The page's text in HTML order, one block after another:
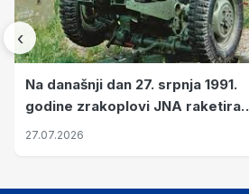
‹
Na današnji dan 27. srpnja 1991.
godine zrakoplovi JNA raketirali
su vojarnu i obučni centar "Nikola
27.07.2026